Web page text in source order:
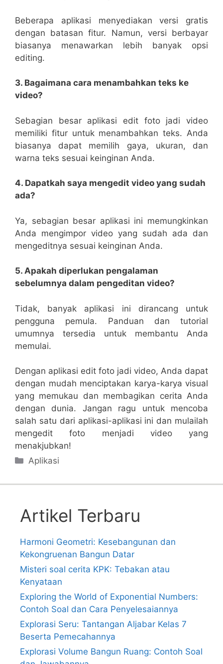
Beberapa aplikasi menyediakan versi gratis
dengan batasan fitur. Namun, versi berbayar
biasanya menawarkan lebih banyak opsi
editing.
3. Bagaimana cara menambahkan teks ke
video?
Sebagian besar aplikasi edit foto jadi video
memiliki fitur untuk menambahkan teks. Anda
biasanya dapat memilih gaya, ukuran, dan
warna teks sesuai keinginan Anda.
4. Dapatkah saya mengedit video yang sudah
ada?
Ya, sebagian besar aplikasi ini memungkinkan
Anda mengimpor video yang sudah ada dan
mengeditnya sesuai keinginan Anda.
5. Apakah diperlukan pengalaman
sebelumnya dalam pengeditan video?
Tidak, banyak aplikasi ini dirancang untuk
pengguna pemula. Panduan dan tutorial
umumnya tersedia untuk membantu Anda
memulai.
Dengan aplikasi edit foto jadi video, Anda dapat
dengan mudah menciptakan karya-karya visual
yang memukau dan membagikan cerita Anda
dengan dunia. Jangan ragu untuk mencoba
salah satu dari aplikasi-aplikasi ini dan mulailah
mengedit foto menjadi video yang
menakjubkan!
Categories
Aplikasi
Artikel Terbaru
Harmoni Geometri: Kesebangunan dan
Kekongruenan Bangun Datar
Misteri soal cerita KPK: Tebakan atau
Kenyataan
Exploring the World of Exponential Numbers:
Contoh Soal dan Cara Penyelesaiannya
Explorasi Seru: Tantangan Aljabar Kelas 7
Beserta Pemecahannya
Explorasi Volume Bangun Ruang: Contoh Soal